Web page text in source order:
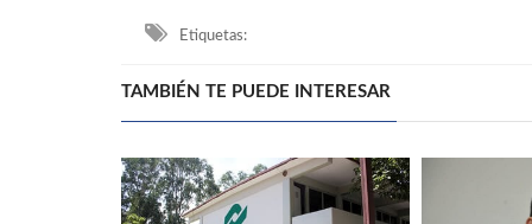
Etiquetas:
TAMBIÉN TE PUEDE INTERESAR